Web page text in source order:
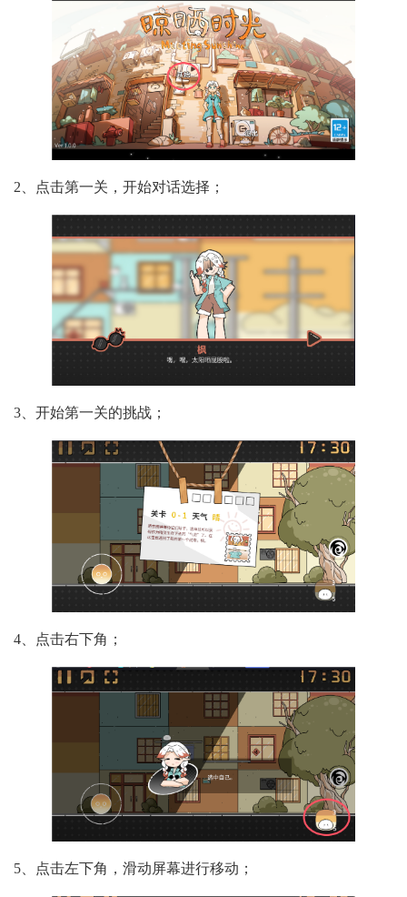
2、点击第一关，开始对话选择；
3、开始第一关的挑战；
4、点击右下角；
5、点击左下角，滑动屏幕进行移动；